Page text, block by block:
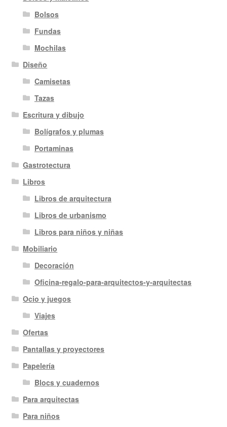
Bolsos
Fundas
Mochilas
Diseño
Camisetas
Tazas
Escritura y dibujo
Bolígrafos y plumas
Portaminas
Gastrotectura
Libros
Libros de arquitectura
Libros de urbanismo
Libros para niños y niñas
Mobiliario
Decoración
Oficina-regalo-para-arquitectos-y-arquitectas
Ocio y juegos
Viajes
Ofertas
Pantallas y proyectores
Papelería
Blocs y cuadernos
Para arquitectas
Para niños